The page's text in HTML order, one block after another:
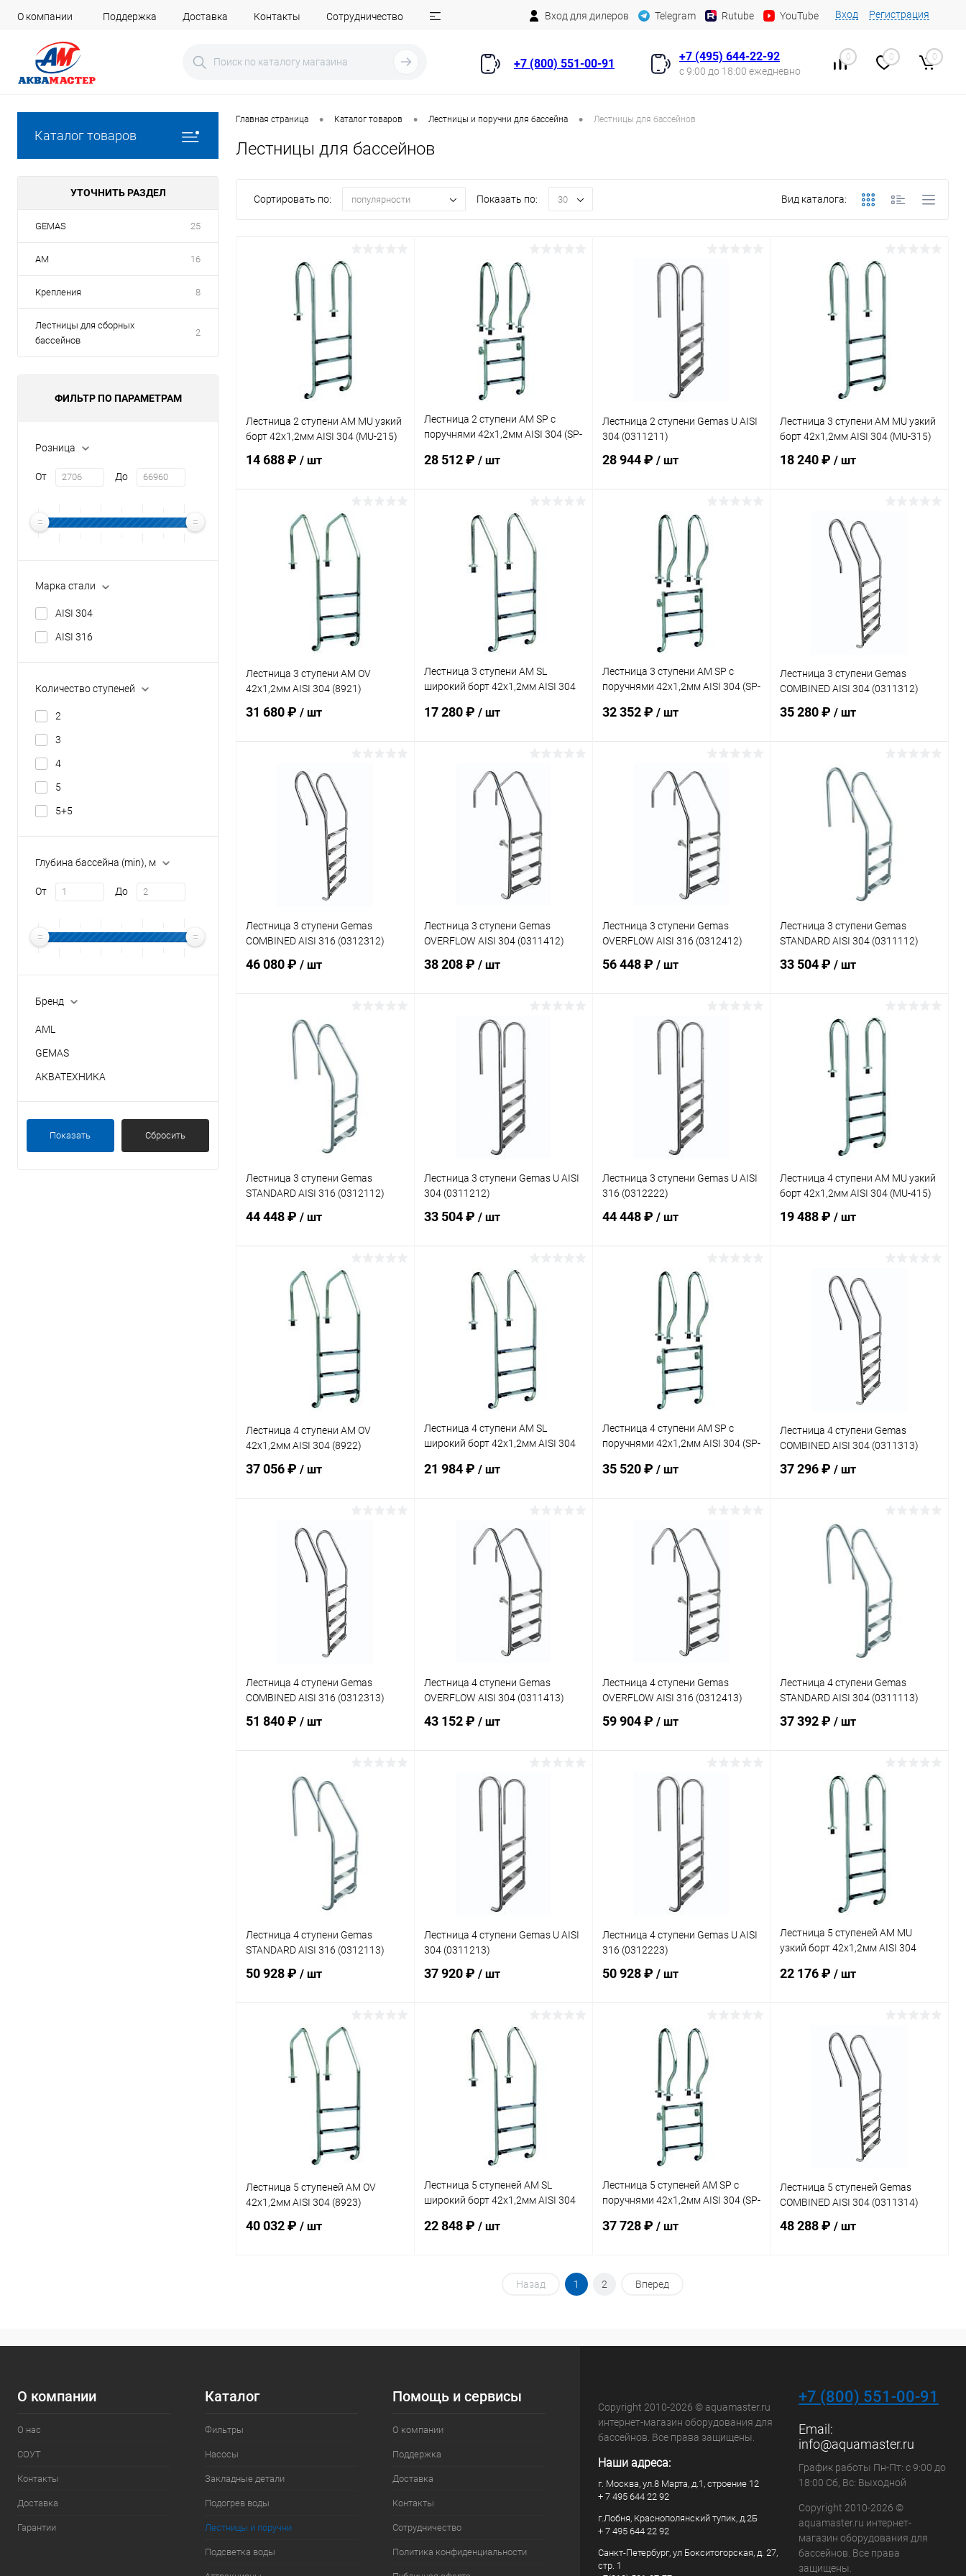
О компании Поддержка Доставка Контакты Сотрудничество Вход для дилеров Telegram Rutube YouTube Вход Регистрация
+7 (800) 551-00-91
+7 (495) 644-22-92
с 9:00 до 18:00 ежедневно
0 0 0
Каталог товаров
УТОЧНИТЬ РАЗДЕЛ
GEMAS 25
AM 16
Крепления 8
Лестницы для сборных
бассейнов
2
ФИЛЬТР ПО ПАРАМЕТРАМ
Розница
От До
Марка стали
AISI 304
AISI 316
Количество ступеней
2
3
4
5
5+5
Глубина бассейна (min), м
От До
Бренд
AML
GEMAS
АКВАТЕХНИКА
Показать Сбросить
Главная страница • Каталог товаров • Лестницы и поручни для бассейна • Лестницы для бассейнов
Лестницы для бассейнов
Сортировать по: популярности Показать по: 30 Вид каталога:
Лестница 2 ступени AM MU узкий
борт 42х1,2мм AISI 304 (MU-215)
14 688 ₽ / шт
В корзину
В избранное
Лестница 2 ступени AM SP с
поручнями 42х1,2мм AISI 304 (SP-
28 512 ₽ / шт
В корзину
В избранное
В наличии
Лестница 2 ступени Gemas U AISI
304 (0311211)
28 944 ₽ / шт
В корзину
В избранное
К сравнению
Лестница 3 ступени AM MU узкий
борт 42х1,2мм AISI 304 (MU-315)
18 240 ₽/ шт
В корзину
В избранное
Лестница 3 ступени AM OV
42х1,2мм AISI 304 (8921)
31 680 ₽ / шт
В корзину
В избранное
Лестница 3 ступени AM SL
широкий борт 42х1,2мм AISI 304
17 280 ₽ / шт
В корзину
В избранное
В наличии
Лестница 3 ступени AM SP с
поручнями 42х1,2мм AISI 304 (SP-
32 352 ₽ / шт
В корзину
В избранное
В наличии
Лестница 3 ступени Gemas
COMBINED AISI 304 (0311312)
35 280 ₽/ шт
В корзину
В избранное
В наличии
Лестница 3 ступени Gemas
COMBINED AISI 316 (0312312)
46 080 ₽ / шт
В корзину
В избранное
В наличии
Лестница 3 ступени Gemas
OVERFLOW AISI 304 (0311412)
38 208 ₽ / шт
В корзину
В избранное
Лестница 3 ступени Gemas
OVERFLOW AISI 316 (0312412)
56 448 ₽ / шт
В корзину
В избранное
Лестница 3 ступени Gemas
STANDARD AISI 304 (0311112)
33 504 ₽/ шт
В корзину
В избранное
К сравнению
Лестница 3 ступени Gemas
STANDARD AISI 316 (0312112)
44 448 ₽ / шт
В корзину
В избранное
Лестница 3 ступени Gemas U AISI
304 (0311212)
33 504 ₽ / шт
В корзину
В избранное
В наличии
Лестница 3 ступени Gemas U AISI
316 (0312222)
44 448 ₽ / шт
В корзину
В избранное
К сравнению
Лестница 4 ступени AM MU узкий
борт 42х1,2мм AISI 304 (MU-415)
19 488 ₽/ шт
В корзину
В избранное
Лестница 4 ступени AM OV
42х1,2мм AISI 304 (8922)
37 056 ₽ / шт
В корзину
В избранное
Лестница 4 ступени AM SL
широкий борт 42х1,2мм AISI 304
21 984 ₽ / шт
В корзину
В избранное
В наличии
Лестница 4 ступени AM SP с
поручнями 42х1,2мм AISI 304 (SP-
35 520 ₽ / шт
В корзину
В избранное
В наличии
Лестница 4 ступени Gemas
COMBINED AISI 304 (0311313)
37 296 ₽/ шт
В корзину
В избранное
В наличии
Лестница 4 ступени Gemas
COMBINED AISI 316 (0312313)
51 840 ₽ / шт
В корзину
В избранное
В наличии
Лестница 4 ступени Gemas
OVERFLOW AISI 304 (0311413)
43 152 ₽ / шт
В корзину
В избранное
Лестница 4 ступени Gemas
OVERFLOW AISI 316 (0312413)
59 904 ₽ / шт
В корзину
В избранное
Лестница 4 ступени Gemas
STANDARD AISI 304 (0311113)
37 392 ₽/ шт
В корзину
В избранное
К сравнению
Лестница 4 ступени Gemas
STANDARD AISI 316 (0312113)
50 928 ₽ / шт
В корзину
В избранное
Лестница 4 ступени Gemas U AISI
304 (0311213)
37 920 ₽ / шт
В корзину
В избранное
В наличии
Лестница 4 ступени Gemas U AISI
316 (0312223)
50 928 ₽ / шт
В корзину
В избранное
К сравнению
Лестница 5 ступеней AM MU
узкий борт 42х1,2мм AISI 304
22 176 ₽/ шт
В корзину
В избранное
Лестница 5 ступеней AM OV
42х1,2мм AISI 304 (8923)
40 032 ₽ / шт
К сравнению В наличии
Лестница 5 ступеней AM SL
широкий борт 42х1,2мм AISI 304
22 848 ₽ / шт
В корзину
К сравнению В наличии
Лестница 5 ступеней AM SP с
поручнями 42х1,2мм AISI 304 (SP-
37 728 ₽ / шт
В корзину
К сравнению Под заказ
Лестница 5 ступеней Gemas
COMBINED AISI 304 (0311314)
48 288 ₽/ шт
К сравнению В наличии
Назад 1 2 Вперед
О компании
О нас
СОУТ
Контакты
Доставка
Гарантии
Каталог
Фильтры
Насосы
Закладные детали
Подогрев воды
Лестницы и поручни
Подсветка воды
Помощь и сервисы
О компании
Поддержка
Доставка
Контакты
Сотрудничество
Политика конфиденциальности
Copyright 2010-2026 © aquamaster.ru
интернет-магазин оборудования для
бассейнов. Все права защищены.
Наши адреса:
г. Москва, ул.8 Марта, д.1, строение 12
+ 7 495 644 22 92
г.Лобня, Краснополянский тупик, д.2Б
+ 7 495 644 22 92
Санкт-Петербург, ул Бокситогорская, д. 27,
стр. 1
+7 (800) 551-00-91
Email:
info@aquamaster.ru
График работы Пн-Пт: с 9:00 до
18:00 Сб, Вс: Выходной
Copyright 2010-2026 ©
aquamaster.ru интернет-
магазин оборудования для
бассейнов. Все права
защищены.